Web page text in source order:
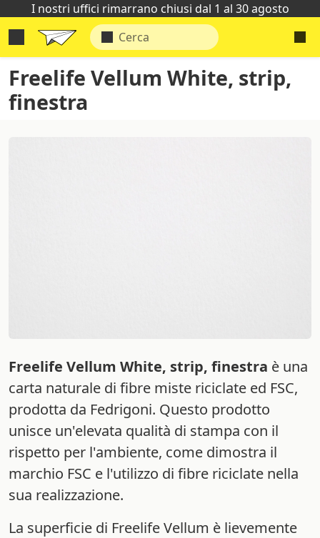
I nostri uffici rimarrano chiusi dal 1 al 30 agosto
Freelife Vellum White, strip,
finestra
Freelife Vellum White, strip, finestra è una
carta naturale di fibre miste riciclate ed FSC,
prodotta da Fedrigoni. Questo prodotto
unisce un'elevata qualità di stampa con il
rispetto per l'ambiente, come dimostra il
marchio FSC e l'utilizzo di fibre riciclate nella
sua realizzazione.
La superficie di Freelife Vellum è lievemente